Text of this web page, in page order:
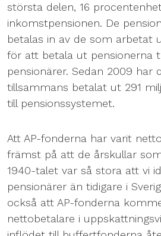
största delen, 16
inkomstpensionen. De
betalas in av de som arbetat
för att betala ut pensionerna
pensionärer. Sedan 2009 har
tillsammans betalat ut 291
till pensionssystemet.
Att AP-fonderna har varit
främst på att de årskullar
1940-talet var så stora att vi
pensionärer än tidigare i
också att AP-fonderna
nettobetalare i